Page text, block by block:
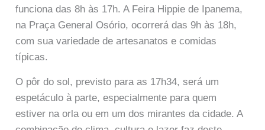
funciona das 8h às 17h. A Feira Hippie de Ipanema,
na Praça General Osório, ocorrerá das 9h às 18h,
com sua variedade de artesanatos e comidas
típicas.
O pôr do sol, previsto para as 17h34, será um
espetáculo à parte, especialmente para quem
estiver na orla ou em um dos mirantes da cidade. A